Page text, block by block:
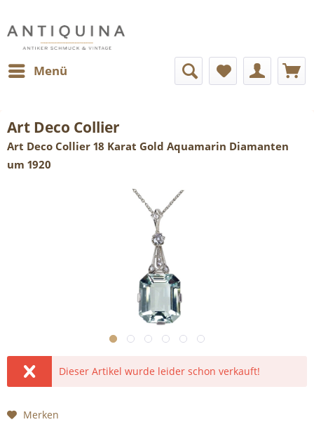
Menü
Art Deco Collier
Art Deco Collier 18 Karat Gold Aquamarin Diamanten
um 1920
Dieser Artikel wurde leider schon verkauft!
Merken